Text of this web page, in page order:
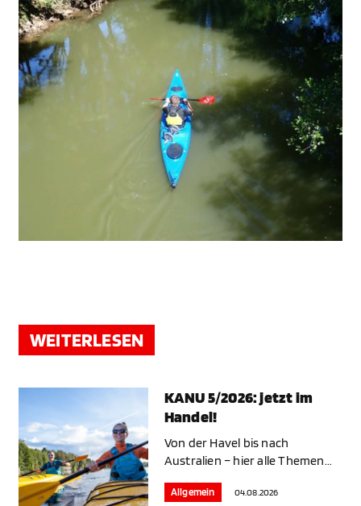
WEITERLESEN
KANU 5/2026: jetzt im
Handel!
Von der Havel bis nach
Australien – hier alle Themen...
Allgemein 04.08.2026